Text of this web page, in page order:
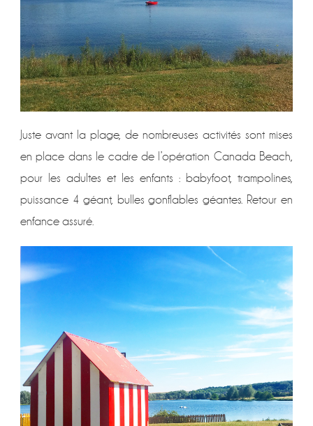
Juste avant la plage, de nombreuses activités sont mises
en place dans le cadre de l’opération Canada Beach,
pour les adultes et les enfants : babyfoot, trampolines,
puissance 4 géant, bulles gonflables géantes. Retour en
enfance assuré.